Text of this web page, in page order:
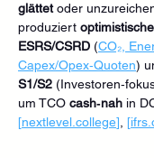
glättet oder
produziert
ESRS/CSRD (CO₂,
Capex/Opex‑Quoten)
S1/S2
um TCO cash‑nah in
[nextlevel.college] [